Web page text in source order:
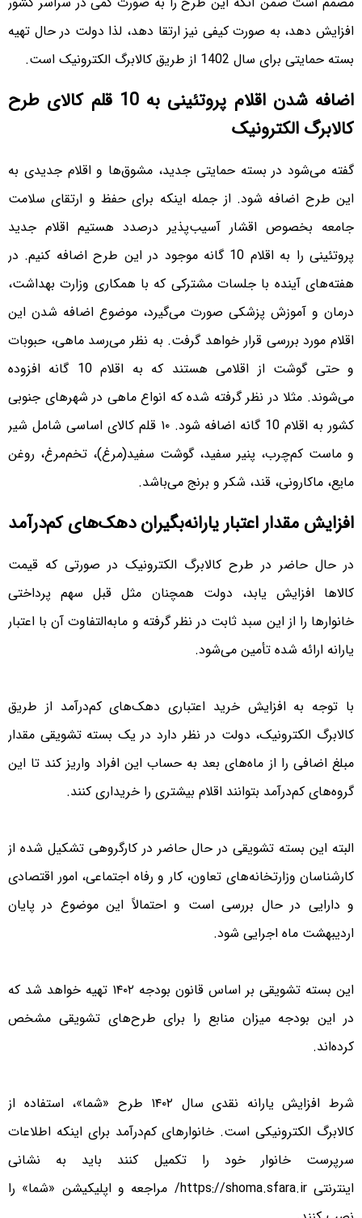
افزایش دهد، به‌ صورت کیفی نیز ارتقا دهد، لذا دولت در حال تهیه
بسته حمایتی برای سال 1402 از طریق کالابرگ الکترونیک است.
اضافه شدن اقلام پروتئینی به 10 قلم کالای طرح
کالابرگ الکترونیک
گفته می‌شود در بسته حمایتی جدید، مشوق‌ها و اقلام جدیدی به
این طرح اضافه شود. از جمله اینکه برای حفظ و ارتقای سلامت
جامعه بخصوص اقشار آسیب‌پذیر درصدد هستیم اقلام جدید
پروتئینی را به اقلام 10 گانه موجود در این طرح اضافه کنیم. در
هفته‌های آینده با جلسات مشترکی که با همکاری وزارت بهداشت،
درمان و آموزش پزشکی صورت می‌گیرد، موضوع اضافه شدن این
اقلام مورد بررسی قرار خواهد گرفت. به نظر می‌رسد ماهی، حبوبات
و حتی گوشت از اقلامی هستند که به اقلام 10 گانه افزوده
می‌شوند. مثلا در نظر گرفته شده که انواع ماهی در شهرهای جنوبی
کشور به اقلام 10 گانه اضافه شود. ۱۰ قلم کالای اساسی شامل شیر
و ماست کم‌چرب، پنیر سفید، گوشت سفید(مرغ)، تخم‌مرغ، روغن
مایع، ماکارونی، قند، شکر و برنج می‌باشد.
افزایش مقدار اعتبار یارانه‌بگیران دهک‌های کم‌درآمد
در حال حاضر در طرح کالابرگ الکترونیک در صورتی که قیمت
کالاها افزایش یابد، دولت همچنان مثل قبل سهم پرداختی
خانوارها را از این سبد ثابت در نظر گرفته و مابه‌التفاوت آن با اعتبار
یارانه ارائه شده تأمین می‌شود.
با توجه به افزایش خرید اعتباری دهک‌های کم‌درآمد از طریق
کالابرگ الکترونیک، دولت در نظر دارد در یک بسته تشویقی مقدار
مبلغ اضافی را از ماه‌های بعد به حساب این افراد واریز کند تا این
گروه‌های کم‌درآمد بتوانند اقلام بیشتری را خریداری کنند.
البته این بسته تشویقی در حال حاضر در کارگروهی تشکیل شده از
کارشناسان وزارتخانه‌های تعاون، کار و رفاه اجتماعی، امور اقتصادی
و دارایی در حال بررسی است و احتمالاً این موضوع در پایان
اردیبهشت ماه اجرایی شود.
این بسته تشویقی بر اساس قانون بودجه ۱۴۰۲ تهیه خواهد شد که
در این بودجه میزان منابع را برای طرح‌های تشویقی مشخص
کرده‌اند.
شرط افزایش یارانه نقدی سال ۱۴۰۲ طرح «شما»، استفاده از
کالا‌برگ الکترونیکی است. خانوارهای کم‌درآمد برای اینکه اطلاعات
سرپرست خانوار خود را تکمیل کنند باید به نشانی
اینترنتی https://shoma.sfara.ir/ مراجعه و اپلیکیشن «شما» را